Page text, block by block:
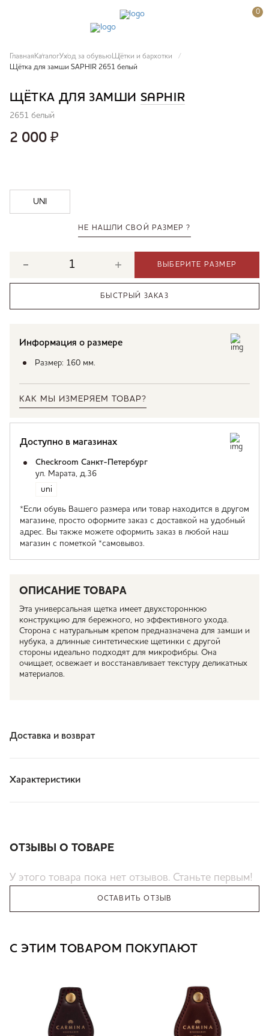
0
Главная КаталогУход за обувью Щётки и бархотки
Щётка для замши SAPHIR 2651 белый
ЩЁТКА ДЛЯ ЗАМШИ SAPHIR
2651 белый
2 000 ₽
НЕ НАШЛИ СВОЙ РАЗМЕР ?
UNI
ВЫБЕРИТЕ РАЗМЕР
БЫСТРЫЙ ЗАКАЗ
Информация о размере
Размер: 160 мм.
КАК МЫ ИЗМЕРЯЕМ ТОВАР?
Доступно в магазинах
Checkroom Санкт-Петербург
ул. Марата, д.36
uni
*Если обувь Вашего размера или товар находится в другом
магазине, просто оформите заказ с доставкой на удобный
адрес. Вы также можете оформить заказ в любой наш
магазин с пометкой *самовывоз.
ОПИСАНИЕ ТОВАРА
Эта универсальная щетка имеет двухстороннюю
конструкцию для бережного, но эффективного ухода.
Сторона с натуральным крепом предназначена для замши и
нубука, а длинные синтетические щетинки с другой
стороны идеально подходят для микрофибры. Она
очищает, освежает и восстанавливает текстуру деликатных
материалов.
Доставка и возврат
Характеристики
ОТЗЫВЫ О ТОВАРЕ
У этого товара пока нет отзывов. Станьте первым!
ОСТАВИТЬ ОТЗЫВ
С ЭТИМ ТОВАРОМ ПОКУПАЮТ